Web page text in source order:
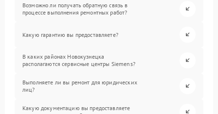
Возможно ли получать обратную связь в
процессе выполнения ремонтных работ?
Какую гарантию вы предоставляете?
В каких районах Новокузнецка
располагаются сервисные центры Siemens?
Выполняете ли вы ремонт для юридических
лиц?
Какую документацию вы предоставляете